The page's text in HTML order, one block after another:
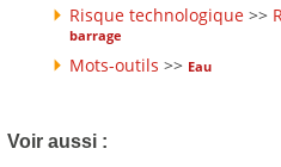
Risque technologique >>
barrage
Mots-outils >> Eau
Voir aussi :